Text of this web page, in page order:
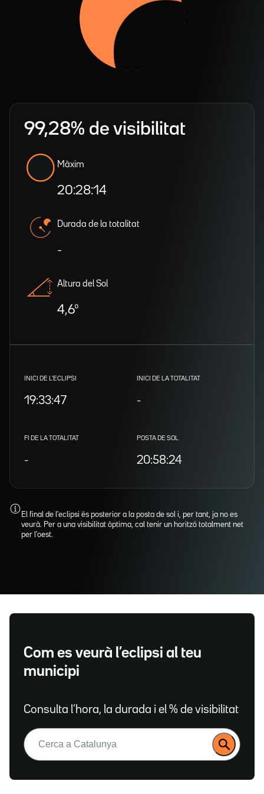
99,28% de visibilitat
Màxim
20:28:14
Durada de la totalitat
-
Altura del Sol
4,6º
INICI DE L'ECLIPSI
19:33:47
INICI DE LA TOTALITAT
-
FI DE LA TOTALITAT
-
POSTA DE SOL
20:58:24
El final de l'eclipsi és posterior a la posta de sol i, per tant, ja no es
veurà. Per a una visibilitat òptima, cal tenir un horitzó totalment net
per l'oest.
Com es veurà l’eclipsi al teu
municipi
Consulta l’hora, la durada i el % de visibilitat
Buscar: